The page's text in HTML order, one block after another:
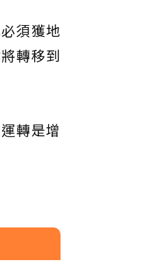
須獲地
轉移到
轉是增